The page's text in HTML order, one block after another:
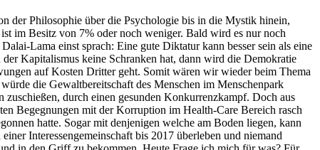
der Philosophie über die Psychologie bis in die Mystik hinein,
im Besitz von 7% oder noch weniger. Bald wird es nur noch
Lama einst sprach: Eine gute Diktatur kann besser sein als eine
Kapitalismus keine Schranken hat, dann wird die Demokratie
auf Kosten Dritter geht. Somit wären wir wieder beim Thema
die Gewaltbereitschaft des Menschen im Menschenpark
durch einen gesunden Konkurrenzkampf. Doch aus
Begegnungen mit der Korruption im Health-Care Bereich rasch
hatte. Sogar mit denjenigen welche am Boden liegen, kann
Interessengemeinschaft bis 2017 überleben und niemand